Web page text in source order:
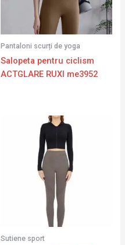
Pantaloni scurți de yoga
Salopeta pentru ciclism
ACTGLARE RUXI me3952
Sutiene sport